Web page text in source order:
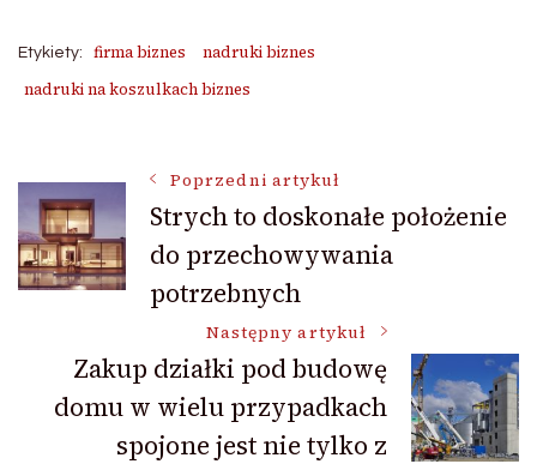
Etykiety: firma biznes
nadruki biznes
nadruki na koszulkach biznes
Nawigacja
wpisu
Poprzedni artykuł
Strych to doskonałe położenie
do przechowywania
potrzebnych
Następny artykuł
Zakup działki pod budowę
domu w wielu przypadkach
spojone jest nie tylko z